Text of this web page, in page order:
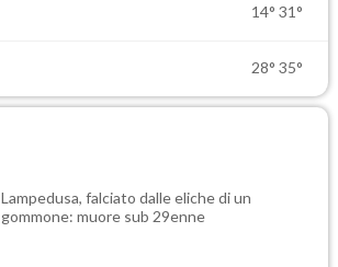
14° 31°
28° 35°
Lampedusa, falciato dalle eliche di un
gommone: muore sub 29enne